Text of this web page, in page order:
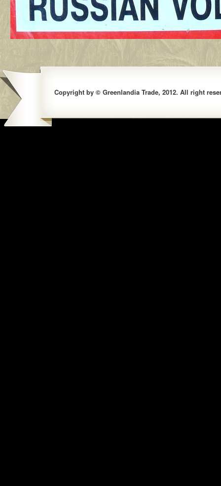
Copyright by © Greenlandia Trade, 2012. All right